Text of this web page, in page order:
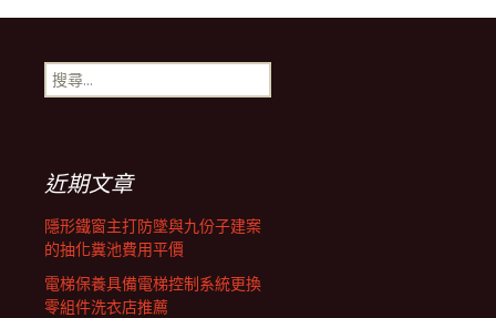
導
覽
列
搜
尋
近期文章
隱形鐵窗主打防墜與九份子建案
的抽化糞池費用平價
電梯保養具備電梯控制系統更換
零組件洗衣店推薦